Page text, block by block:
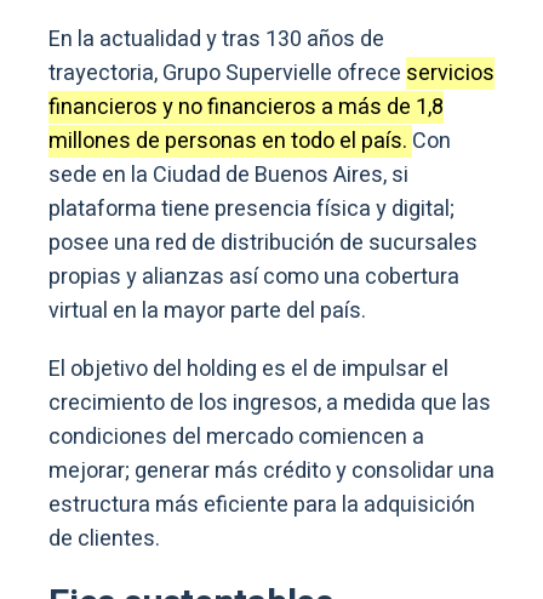
En la actualidad y tras 130 años de
trayectoria, Grupo Supervielle ofrece servicios
financieros y no financieros a más de 1,8
millones de personas en todo el país. Con
sede en la Ciudad de Buenos Aires, si
plataforma tiene presencia física y digital;
posee una red de distribución de sucursales
propias y alianzas así como una cobertura
virtual en la mayor parte del país.
El objetivo del holding es el de impulsar el
crecimiento de los ingresos, a medida que las
condiciones del mercado comiencen a
mejorar; generar más crédito y consolidar una
estructura más eficiente para la adquisición
de clientes.